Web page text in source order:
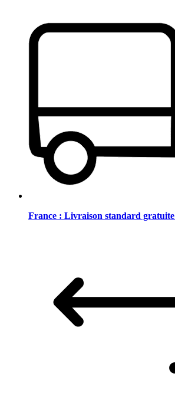
France : Livraison standard gratuite